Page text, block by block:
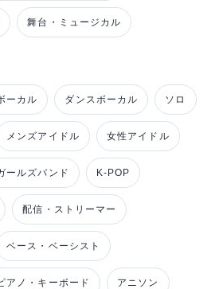
舞台・ミュージカル
ーカル ダンスボーカル ソロ
メンズアイドル 女性アイドル
ールズバンド K-POP
配信・ストリーマー
ベース・ベーシスト
アノ・キーボード アニソン